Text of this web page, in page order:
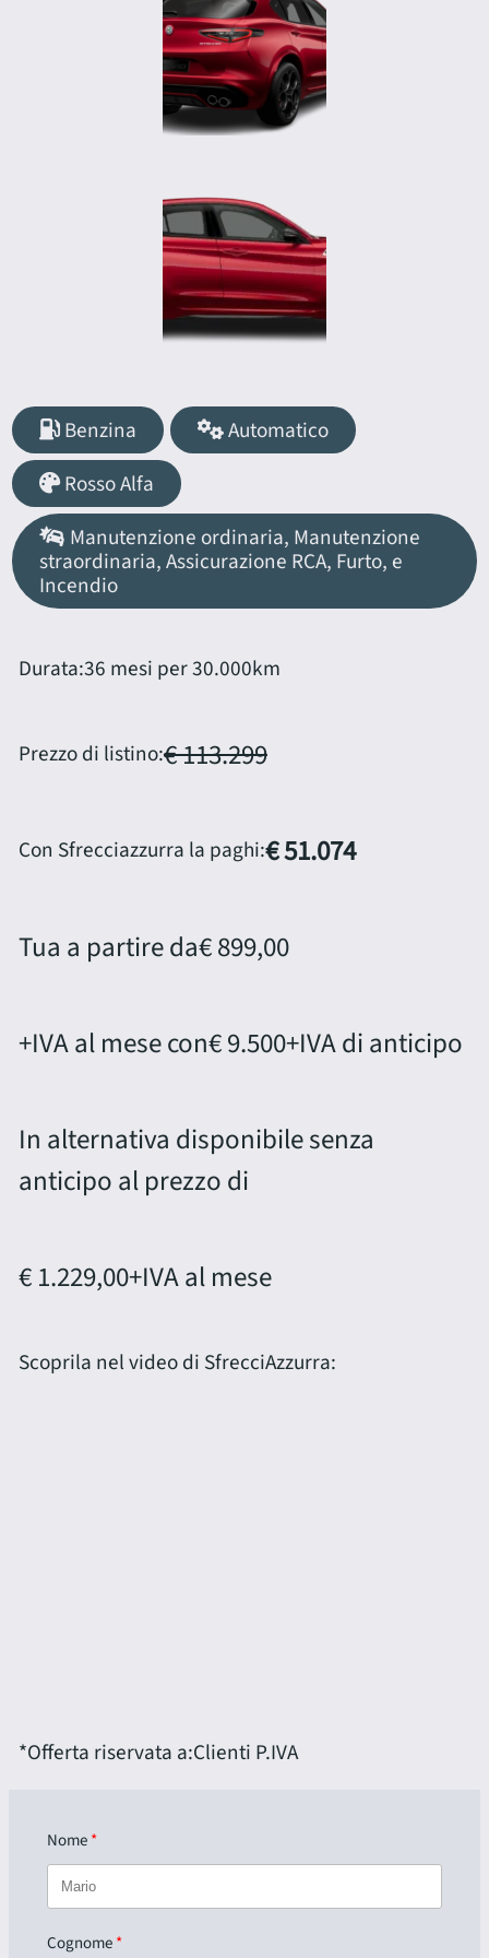
Benzina
Automatico
Rosso Alfa
Manutenzione ordinaria, Manutenzione
straordinaria, Assicurazione RCA, Furto, e
Incendio
Durata:36 mesi per 30.000km
Prezzo di listino:€ 113.299
Con Sfrecciazzurra la paghi:€ 51.074
Tua a partire da€ 899,00
+IVA al mese con€ 9.500+IVA di anticipo
In alternativa disponibile senza
anticipo al prezzo di
€ 1.229,00+IVA al mese
Scoprila nel video di SfrecciAzzurra:
*Offerta riservata a:Clienti P.IVA
Nome
Cognome